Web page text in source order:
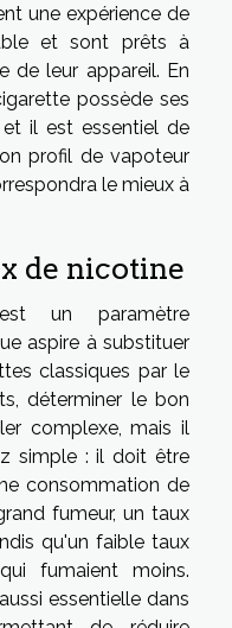
une expérience de
et sont prêts à
de leur appareil. En
possède ses
il est essentiel de
profil de vapoteur
le mieux à
de nicotine
un paramètre
aspire à substituer
classiques par le
déterminer le bon
complexe, mais il
simple : il doit être
consommation de
fumeur, un taux
qu'un faible taux
fumaient moins.
essentielle dans